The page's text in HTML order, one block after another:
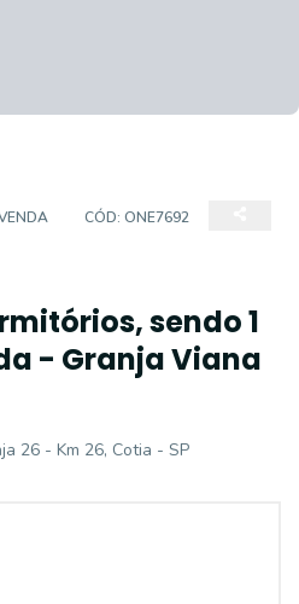
CÓD: ONE7692
sendo 1
- Granja Viana
26 - Km 26, Cotia - SP